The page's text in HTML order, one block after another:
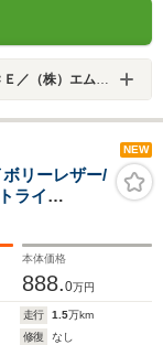
株）エムワード
NEW
リーレザー/
ライ
ドア/メモリ
ン/ドラレ
本体価格
888.0万円
走行 1.5万km
修復
なし